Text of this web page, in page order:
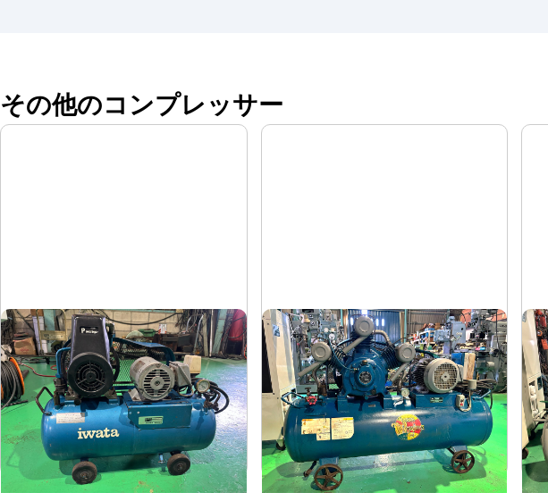
その他のコンプレッサー
コンプレッサー
メーカー 岩田
形 式SP-07CP
年 1984
コンプレッサー
メーカー 富士
形 式FS-75
年 1997
形
年